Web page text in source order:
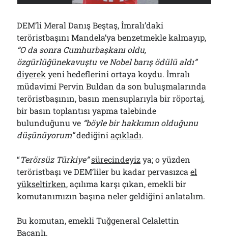
Arşivler
Arşivler
DEM’li Meral Danış Beştaş, İmralı’daki
teröristbaşını Mandela’ya benzetmekle kalmayıp,
“O da sonra Cumhurbaşkanı oldu,
özgürlüğünekavuştu ve Nobel barış ödülü aldı”
diyerek yeni hedeflerini ortaya koydu. İmralı
müdavimi Pervin Buldan da son buluşmalarında
teröristbaşının, basın mensuplarıyla bir röportaj,
bir basın toplantısı yapma talebinde
bulunduğunu ve “böyle bir hakkımın olduğunu
düşünüyorum”dediğiniaçıkladı.
“Terörsüz Türkiye”sürecindeyizya; o yüzden
teröristbaşı ve DEM’liler bu kadar pervasızcael
yükseltirken, açılıma karşı çıkan, emekli bir
komutanımızın başına neler geldiğini anlatalım.
Bu komutan, emekli Tuğgeneral Celalettin
Bacanlı.